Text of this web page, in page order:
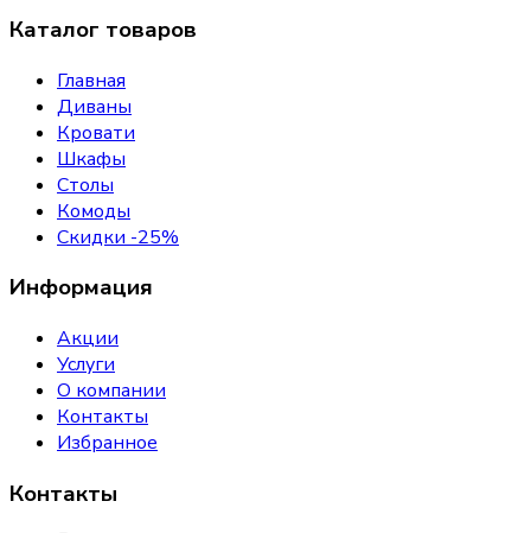
Каталог товаров
Главная
Диваны
Кровати
Шкафы
Столы
Комоды
Скидки -25%
Информация
Акции
Услуги
О компании
Контакты
Избранное
Контакты